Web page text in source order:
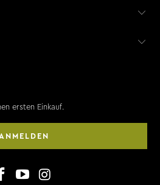
ersten Einkauf.